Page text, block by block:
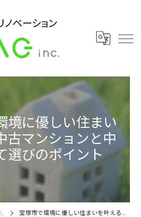
境に優しい住まい
古マンションと中
選びのポイント
宝塚市で環境に優しい住まいを叶える中古マンションと中古戸建て選びのポイント